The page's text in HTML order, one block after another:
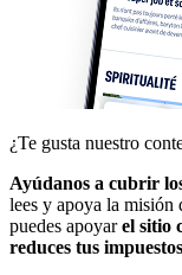
¿Te gusta nuestro
Ayúdanos a cubrir
lees y apoya la misión
puedes apoyarel sitio
reduces tus